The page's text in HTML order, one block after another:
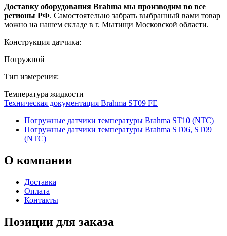
Доставку оборудования Brahma мы производим во все
регионы РФ. Самостоятельно забрать выбранный вами товар
можно на нашем складе в г. Мытищи Московской области.
Конструкция датчика:
Погружной
Тип измерения:
Температура жидкости
Техническая документация Brahma ST09 FE
Погружные датчики температуры Brahma ST10 (NTC)
Погружные датчики температуры Brahma ST06, ST09
(NTC)
О компании
Доставка
Оплата
Контакты
Позиции для заказа